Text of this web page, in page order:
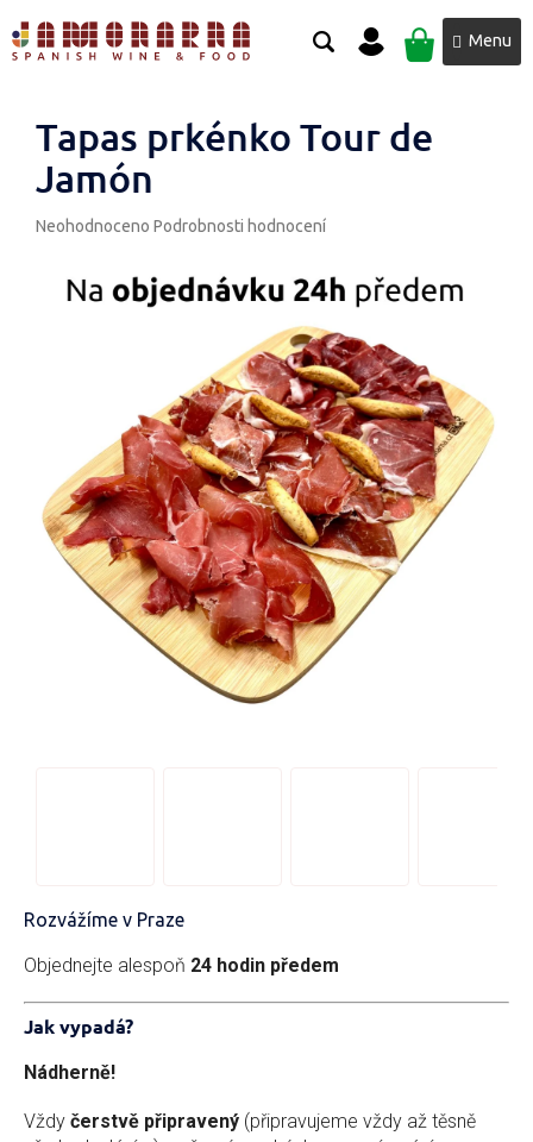
na
obsah
NÁKUPNÍ
KOŠÍK
Tapas prkénko Tour de
Jamón
Průměrné
Neohodnoceno Podrobnosti hodnocení
Rozvážíme v Praze
Objednejte alespoň 24 hodin předem
Jak vypadá?
Nádherně!
Vždy čerstvě připravený (připravujeme vždy až těsně